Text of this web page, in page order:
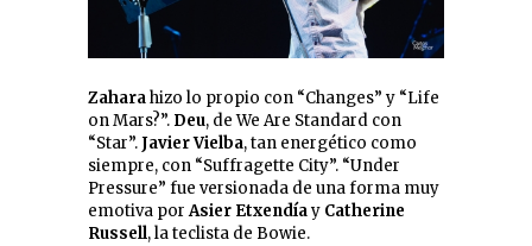
Zaharahizo lo propio con “Changes” y “Life
on Mars?”. Deu, de We Are Standard con
“Star”.Javier Vielba, tan energético como
siempre, con “Suffragette City”. “Under
Pressure” fue versionada de una forma muy
emotiva porAsier Etxendíay Catherine
Russell, la teclista de Bowie.